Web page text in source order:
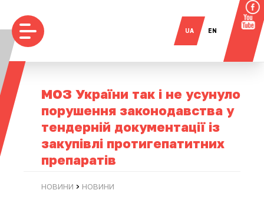
UA EN
МОЗ України так і не усунуло
порушення законодавства у
тендерній документації із
закупівлі протигепатитних
препаратів
НОВИНИ › НОВИНИ